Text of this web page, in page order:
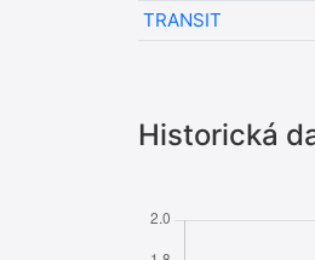
TRANSIT
Historická